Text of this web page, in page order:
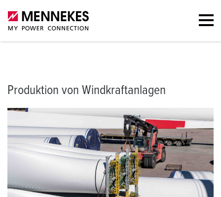
Produktion von Windkraftanlagen
Produktion von Windkraftanlagen